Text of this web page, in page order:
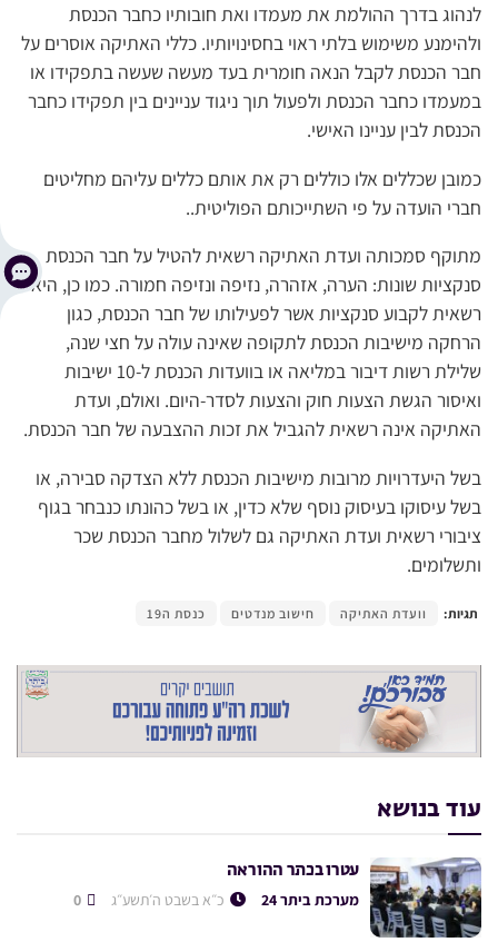
לנהוג בדרך ההולמת את מעמדו ואת חובותיו כחבר הכנסת
ולהימנע משימוש בלתי ראוי בחסינויותיו. כללי האתיקה אוסרים על
חבר הכנסת לקבל הנאה חומרית בעד מעשה שעשה בתפקידו או
במעמדו כחבר הכנסת ולפעול תוך ניגוד עניינים בין תפקידו כחבר
הכנסת לבין עניינו האישי.
כמובן שכללים אלו כוללים רק את אותם כללים עליהם מחליטים
חברי הועדה על פי השתייכותם הפוליטית..
מתוקף סמכותה ועדת האתיקה רשאית להטיל על חבר הכנסת
סנקציות שונות: הערה, אזהרה, נזיפה ונזיפה חמורה. כמו כן, היא
רשאית לקבוע סנקציות אשר לפעילותו של חבר הכנסת, כגון
הרחקה מישיבות הכנסת לתקופה שאינה עולה על חצי שנה,
שלילת רשות דיבור במליאה או בוועדות הכנסת ל-10 ישיבות
ואיסור הגשת הצעות חוק והצעות לסדר-היום. ואולם, ועדת
האתיקה אינה רשאית להגביל את זכות ההצבעה של חבר הכנסת.
בשל היעדרויות מרובות מישיבות הכנסת ללא הצדקה סבירה, או
בשל עיסוקו בעיסוק נוסף שלא כדין, או בשל כהונתו כנבחר בגוף
ציבורי רשאית ועדת האתיקה גם לשלול מחבר הכנסת שכר
ותשלומים.
תגיות: וועדת האתיקה חישוב מנדטים כנסת ה19
עוד בנושא
עטרו בכתר ההוראה
מערכת ביתר 24 כ״א בשבט ה׳תשע״ג